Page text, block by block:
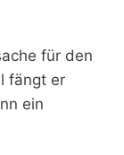
für den
fängt er
ein